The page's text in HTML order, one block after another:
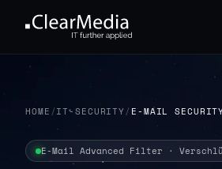
HOME /IT-SECURITY/ E-MAIL
E-Mail Advanced Filter ·